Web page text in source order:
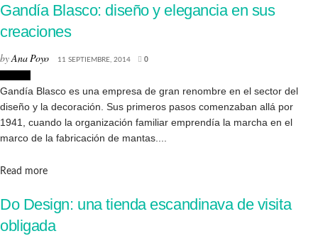
Gandía Blasco: diseño y elegancia en sus
creaciones
byAna Poyo 11 SEPTIEMBRE, 2014 0
Gandía Blasco es una empresa de gran renombre en el sector del
diseño y la decoración. Sus primeros pasos comenzaban allá por
1941, cuando la organización familiar emprendía la marcha en el
marco de la fabricación de mantas....
Read moreDetails
Do Design: una tienda escandinava de visita
obligada